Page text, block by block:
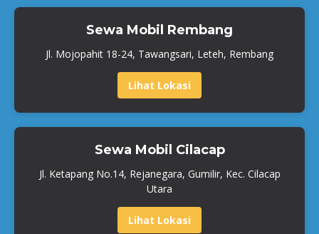
Sewa Mobil Rembang
Jl. Mojopahit 18-24, Tawangsari, Leteh, Rembang
Lihat Lokasi
Sewa Mobil Cilacap
Jl. Ketapang No.14, Rejanegara, Gumilir, Kec. Cilacap
Utara
Lihat Lokasi